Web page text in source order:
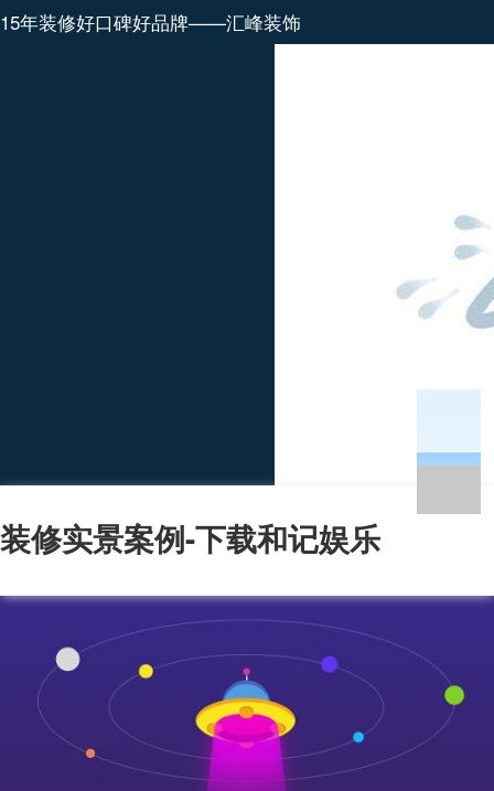
15年装修好口碑好品牌——汇峰装饰
装修实景案例-下载和记娱乐